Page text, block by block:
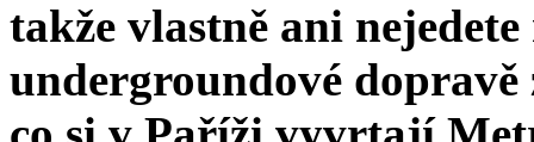
takže vlastně ani
undergroundové